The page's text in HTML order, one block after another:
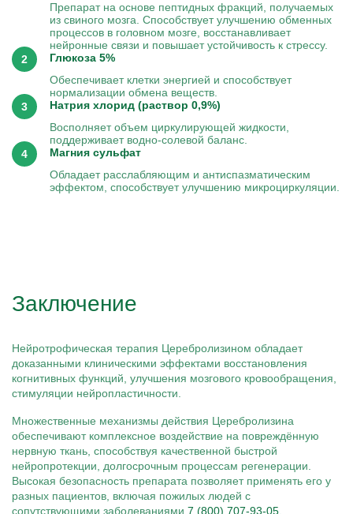
Препарат на основе пептидных фракций, получаемых
из свиного мозга. Способствует улучшению обменных
процессов в головном мозге, восстанавливает
нейронные связи и повышает устойчивость к стрессу.
Глюкоза 5%
Обеспечивает клетки энергией и способствует
нормализации обмена веществ.
Натрия хлорид (раствор 0,9%)
Восполняет объем циркулирующей жидкости,
поддерживает водно-солевой баланс.
Магния сульфат
Обладает расслабляющим и антиспазматическим
эффектом, способствует улучшению микроциркуляции.
Заключение
Нейротрофическая терапия Церебролизином обладает
доказанными клиническими эффектами восстановления
когнитивных функций, улучшения мозгового кровообращения,
стимуляции нейропластичности.
Множественные механизмы действия Церебролизина
обеспечивают комплексное воздействие на повреждённую
нервную ткань, способствуя качественной быстрой
нейропротекции, долгосрочным процессам регенерации.
Высокая безопасность препарата позволяет применять его у
разных пациентов, включая пожилых людей с
сопутствующими заболеваниями 7 (800) 707-93-05